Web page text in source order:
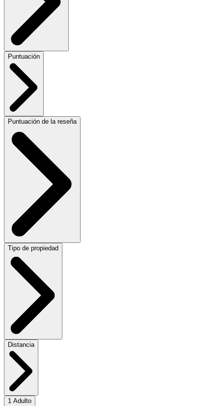
Puntuación
Puntuación de la reseña
Tipo de propiedad
Distancia
1 Adulto